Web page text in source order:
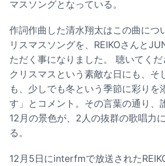
マスソングとなっている。
作詞作曲した清水翔太はこの曲につ
リスマスソングを、REIKOさんと
ただく事になりました。 聴いてくだ
クリスマスという素敵な日にも、そ
も、少しでも冬という季節に彩りを
す」とコメント。その言葉の通り、
12月の景色が、2人の抜群の歌唱力
る。
12月5日にinterfmで放送された